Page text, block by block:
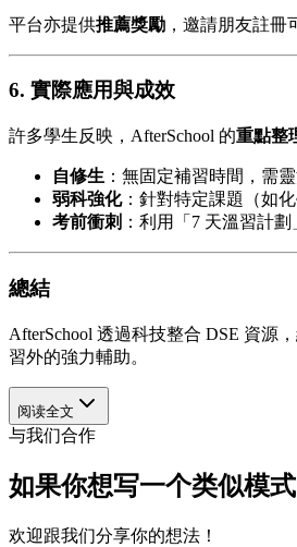
平台亦提供推薦獎勵 ，邀請朋友註冊
6. 實際應用與成效
許多學生反映，AfterSchool 的重點整
自修生 ：無固定補習時間，需
弱科強化：針對特定課題（如
考前衝刺 ：利用「7 天溫習計
總結
AfterSchool 透過科技整合 DSE 資源
習外的強力輔助。
阅读全文
与我们合作
如果你想写一个类似模
欢迎跟我们分享你的想法！